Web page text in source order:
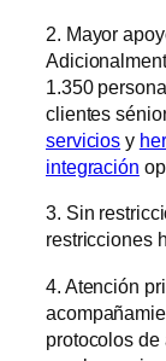
2. Mayor
1.350
clientes
servicios y
integración
3. Sin
restricciones
4. Atención
protocolos